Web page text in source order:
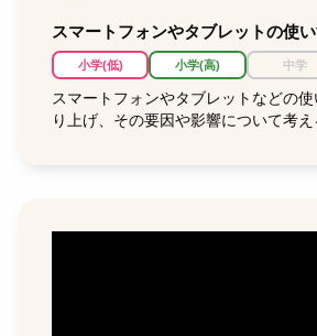
スマートフォンやタブレットの使
小学(低) 小学(高) 中学
スマートフォンやタブレットなどの
り上げ、その要因や影響について考え